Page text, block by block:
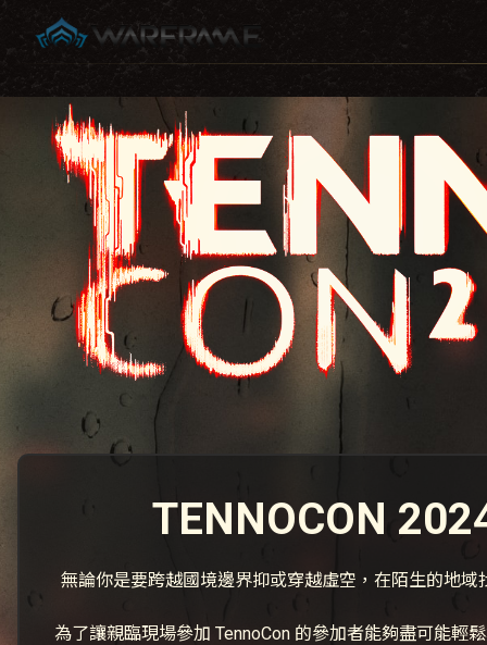
TENNOCON
無論你是要跨越國境邊界抑或穿越虛空，在陌生的地域
為了讓親臨現場參加 TennoCon 的參加者能夠盡可能輕